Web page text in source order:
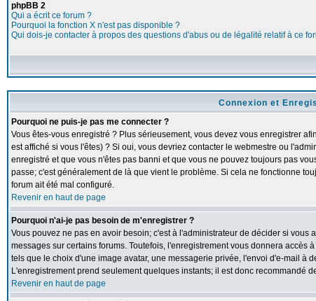
phpBB 2
Qui a écrit ce forum ?
Pourquoi la fonction X n'est pas disponible ?
Qui dois-je contacter à propos des questions d'abus ou de légalité relatif à ce
Connexion et
Pourquoi ne puis-je pas me connecter ?
Vous êtes-vous enregistré ? Plus sérieusement, vous devez vous enregistrer
est affiché si vous l'êtes) ? Si oui, vous devriez contacter le webmestre ou
enregistré et que vous n'êtes pas banni et que vous ne pouvez toujours pas
passe; c'est généralement de là que vient le problème. Si cela ne fonctionne
forum ait été mal configuré.
Revenir en haut de page
Pourquoi n'ai-je pas besoin de m'enregistrer ?
Vous pouvez ne pas en avoir besoin; c'est à l'administrateur de décider si
messages sur certains forums. Toutefois, l'enregistrement vous donnera
tels que le choix d'une image avatar, une messagerie privée, l'envoi d'e-mail à
L'enregistrement prend seulement quelques instants; il est donc recommandé
Revenir en haut de page